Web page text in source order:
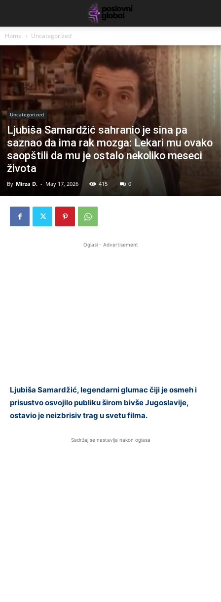
Home Uncategorized
Uncategorized
Ljubiša Samardžić sahranio je sina pa
saznao da ima rak mozga: Lekari mu ovako
saopštili da mu je ostalo nekoliko meseci
života
By Mirza D. - May 17, 2026 415 0
Oglasi - Advertisement
Ljubiša Samardžić, legendarni glumac čiji je osmeh i
prisustvo osvojilo publiku širom bivše Jugoslavije,
ostavio je neizbrisiv trag u svetu filma.
Sadržaj se nastavlja nakon oglasa